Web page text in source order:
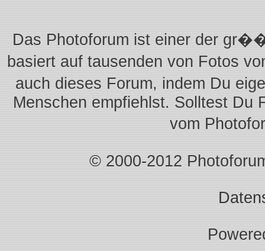
Das Photoforum ist einer der
basiert auf tausenden von Fotos
auch dieses Forum, indem Du
Menschen empfiehlst. Solltest Du
vom
© 2000-2012